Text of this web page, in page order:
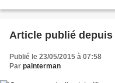
Publié le 23/05/2015 à 07:58
Par painterman